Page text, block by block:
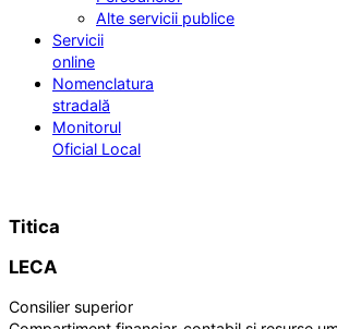
Alte servicii publice
Servicii
online
Nomenclatura
stradală
Monitorul
Oficial Local
Titica
LECA
Consilier superior